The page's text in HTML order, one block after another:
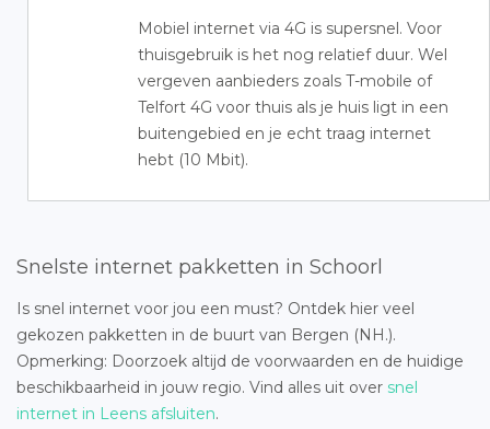
Mobiel internet via 4G is supersnel. Voor
thuisgebruik is het nog relatief duur. Wel
vergeven aanbieders zoals T-mobile of
Telfort 4G voor thuis als je huis ligt in een
buitengebied en je echt traag internet
hebt (10 Mbit).
Snelste internet pakketten in Schoorl
Is snel internet voor jou een must? Ontdek hier veel
gekozen pakketten in de buurt van Bergen (NH.).
Opmerking: Doorzoek altijd de voorwaarden en de huidige
beschikbaarheid in jouw regio. Vind alles uit over snel
internet in Leens afsluiten.